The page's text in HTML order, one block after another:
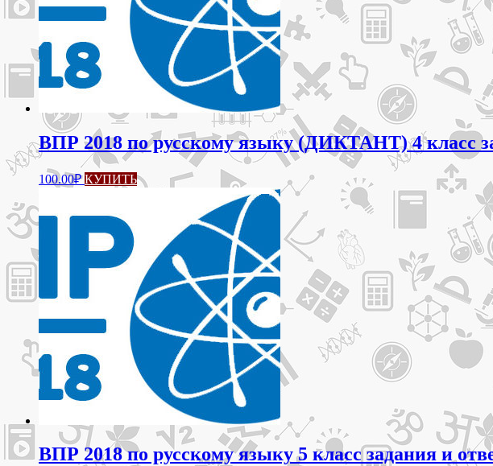
ВПР 2018 по русскому языку (ДИКТАНТ) 4 класс
100.00₽ КУПИТЬ
ВПР 2018 по русскому языку 5 класс задания и